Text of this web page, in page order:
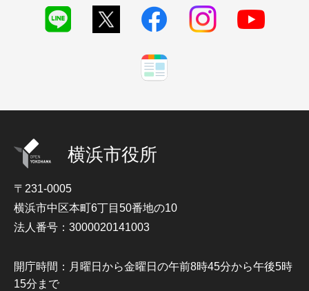
横浜市役所
〒231-0005
横浜市中区本町6丁目50番地の10
法人番号：3000020141003
開庁時間：月曜日から金曜日の午前8時45分から午後5時
15分まで